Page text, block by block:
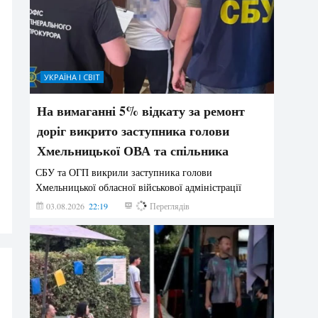
УКРАЇНА І СВІТ
На вимаганні 5% відкату за ремонт
доріг викрито заступника голови
Хмельницької ОВА та спільника
СБУ та ОГП викрили заступника голови
Хмельницької обласної військової адміністрації
03.08.2026 22:19 848 Переглядів